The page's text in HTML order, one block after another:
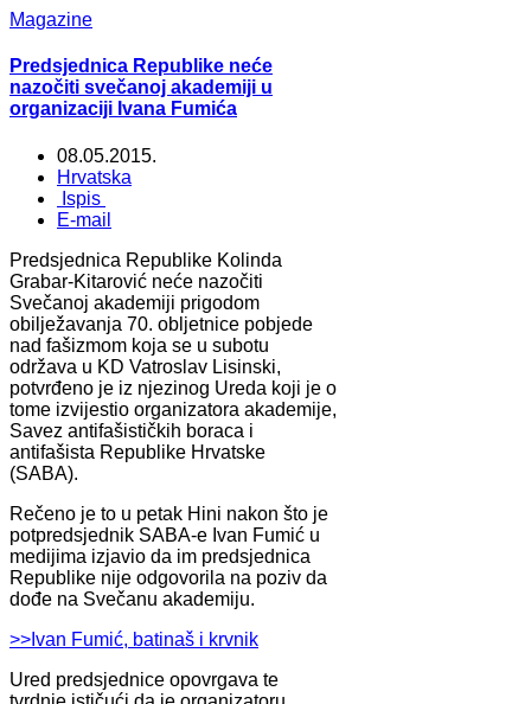
Magazine
Predsjednica Republike neće
nazočiti svečanoj akademiji u
organizaciji Ivana Fumića
08.05.2015.
Hrvatska
Ispis
E-mail
Predsjednica Republike Kolinda
Grabar-Kitarović neće nazočiti
Svečanoj akademiji prigodom
obilježavanja 70. obljetnice pobjede
nad fašizmom koja se u subotu
održava u KD Vatroslav Lisinski,
potvrđeno je iz njezinog Ureda koji je o
tome izvijestio organizatora akademije,
Savez antifašističkih boraca i
antifašista Republike Hrvatske
(SABA).
Rečeno je to u petak Hini nakon što je
potpredsjednik SABA-e Ivan Fumić u
medijima izjavio da im predsjednica
Republike nije odgovorila na poziv da
dođe na Svečanu akademiju.
>>Ivan Fumić, batinaš i krvnik
Ured predsjednice opovrgava te